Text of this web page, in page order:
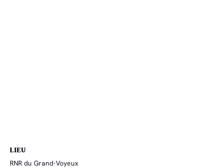
LIEU
RNR du Grand-Voyeux